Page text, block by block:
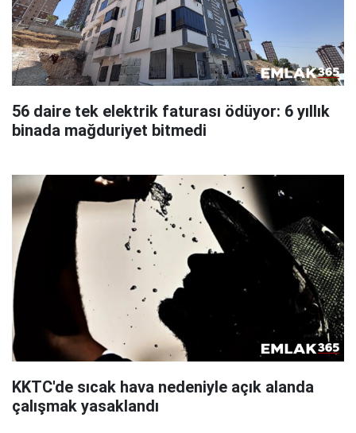
56 daire tek elektrik faturası ödüyor: 6 yıllık
binada mağduriyet bitmedi
KKTC'de sıcak hava nedeniyle açık alanda
çalışmak yasaklandı